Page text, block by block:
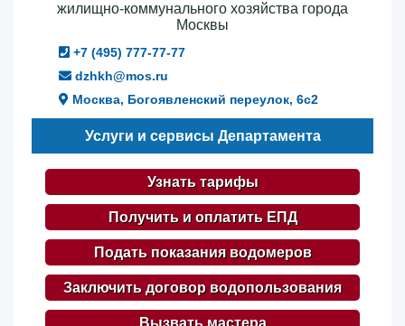
жилищно-коммунального хозяйства города
Москвы
+7 (495) 777-77-77
dzhkh@mos.ru
Москва, Богоявленский переулок, 6с2
Услуги и сервисы Департамента
Узнать тарифы
Получить и оплатить ЕПД
Подать показания водомеров
Заключить договор водопользования